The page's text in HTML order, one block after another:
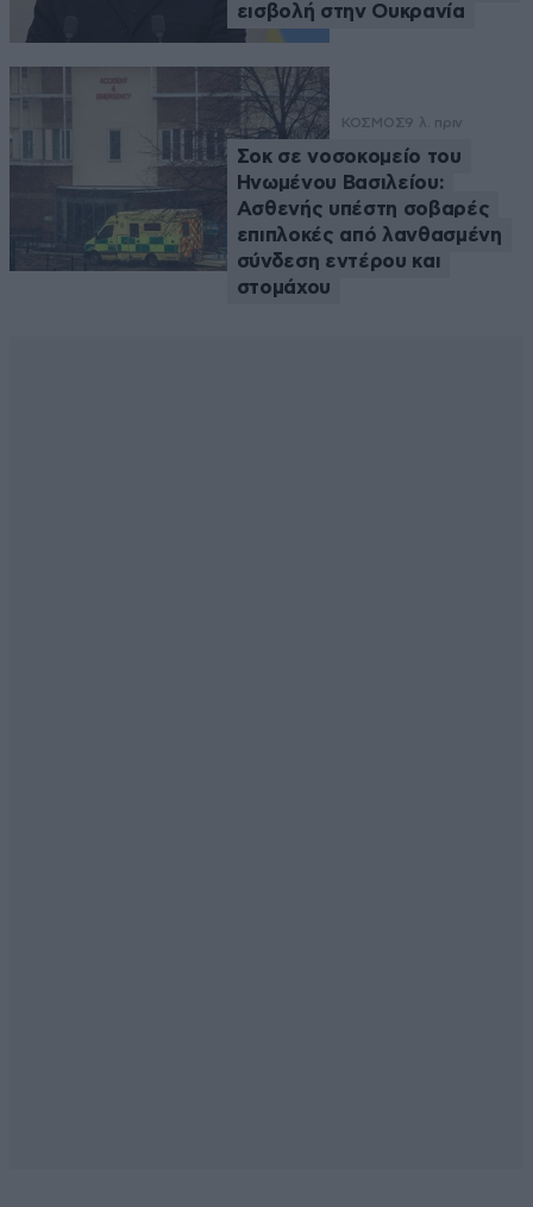
εισβολή στην Ουκρανία
ΚΟΣΜΟΣ9 λ. πριν
Σοκ σε νοσοκομείο του
Ηνωμένου Βασιλείου:
Ασθενής υπέστη σοβαρές
επιπλοκές από λανθασμένη
σύνδεση εντέρου και
στομάχου